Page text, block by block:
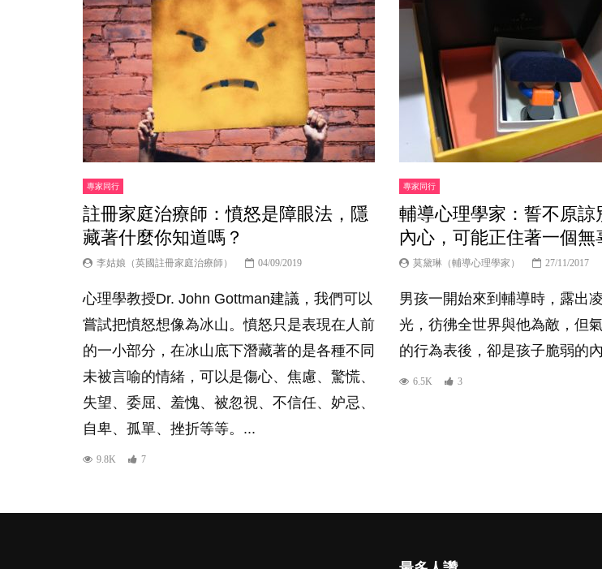
專家同行
註冊家庭治療師：憤怒是障眼法，隱
藏著什麼你知道嗎？
李姑娘（英國註冊家庭治療師） 04/09/2019
心理學教授Dr. John Gottman建議，我們可以
嘗試把憤怒想像為冰山。憤怒只是表現在人前
的一小部分，在冰山底下潛藏著的是各種不同
未被言喻的情緒，可以是傷心、焦慮、驚慌、
失望、委屈、羞愧、被忽視、不信任、妒忌、
自卑、孤單、挫折等等。...
9.8K 7
專家同行
輔導心理學家：誓不原諒
內心，可能正住著一個無
莫黛琳（輔導心理學家） 27/11/2017
男孩一開始來到輔導時，露出
光，彷彿全世界與他為敵，但
的行為表後，卻是孩子脆弱的
6.5K 3